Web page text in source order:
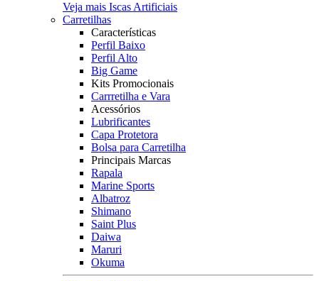
Veja mais Iscas Artificiais
Carretilhas
Características
Perfil Baixo
Perfil Alto
Big Game
Kits Promocionais
Carrretilha e Vara
Acessórios
Lubrificantes
Capa Protetora
Bolsa para Carretilha
Principais Marcas
Rapala
Marine Sports
Albatroz
Shimano
Saint Plus
Daiwa
Maruri
Okuma